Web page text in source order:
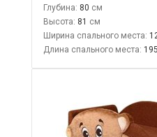
Глубина: 80
Высота: 81
Ширина спального места:
Длина спального места: 195